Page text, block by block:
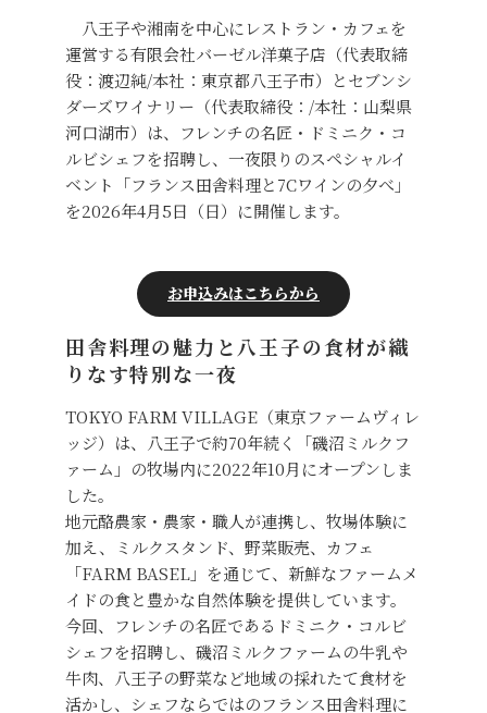
八王子や湘南を中心にレストラン・カフェを
運営する有限会社バーゼル洋菓子店（代表取締
役：渡辺純/本社：東京都八王子市）とセブンシ
ダーズワイナリー（代表取締役：/本社：山梨県
河口湖市）は、フレンチの名匠・ドミニク・コ
ルビシェフを招聘し、一夜限りのスペシャルイ
ベント「フランス田舎料理と7Cワインの夕べ」
を2026年4月5日（日）に開催します。
お申込みはこちらから
田舎料理の魅力と八王子の食材が織
りなす特別な一夜
TOKYO FARM VILLAGE（東京ファームヴィレ
ッジ）は、八王子で約70年続く「磯沼ミルクフ
ァーム」の牧場内に2022年10月にオープンしま
した。
地元酪農家・農家・職人が連携し、牧場体験に
加え、ミルクスタンド、野菜販売、カフェ
「FARM BASEL」を通じて、新鮮なファームメ
イドの食と豊かな自然体験を提供しています。
今回、フレンチの名匠であるドミニク・コルビ
シェフを招聘し、磯沼ミルクファームの牛乳や
牛肉、八王子の野菜など地域の採れたて食材を
活かし、シェフならではのフランス田舎料理に